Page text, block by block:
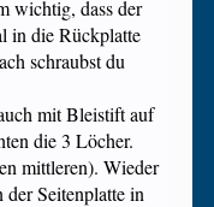
wichtig, dass der
in die Rückplatte
schraubst du
mit Bleistift auf
die 3 Löcher.
mittleren). Wieder
Seitenplatte in